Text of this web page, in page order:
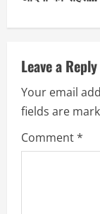
n
e
R
e
Leave a Reply
Your email
fields are
Comment*